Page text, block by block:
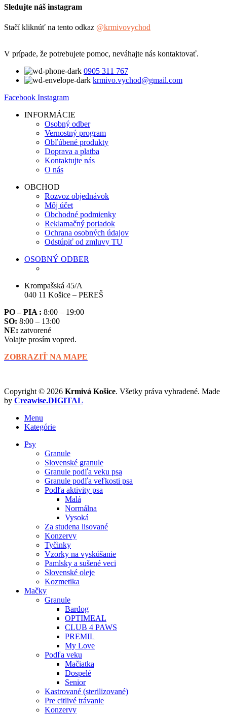
Sledujte náš instagram
Stačí kliknúť na tento odkaz @krmivovychod
V prípade, že potrebujete pomoc, neváhajte nás kontaktovať.
0905 311 767
krmivo.vychod@gmail.com
Facebook Instagram
INFORMÁCIE
Osobný odber
Vernostný program
Obľúbené produkty
Doprava a platba
Kontaktujte nás
O nás
OBCHOD
Rozvoz objednávok
Môj účet
Obchodné podmienky
Reklamačný poriadok
Ochrana osobných údajov
Odstúpiť od zmluvy TU
OSOBNÝ ODBER
Krompašská 45/A
040 11 Košice – PEREŠ
PO – PIA : 8:00 – 19:00
SO: 8:00 – 13:00
NE: zatvorené
Volajte prosím vopred.
ZOBRAZIŤ NA MAPE
Copyright © 2026 Krmivá Košice. Všetky práva vyhradené. Made
by Creawise.DIGITAL
Menu
Kategórie
Psy
Granule
Slovenské granule
Granule podľa veku psa
Granule podľa veľkosti psa
Podľa aktivity psa
Malá
Normálna
Vysoká
Za studena lisované
Konzervy
Tyčinky
Vzorky na vyskúšanie
Pamlsky a sušené veci
Slovenské oleje
Kozmetika
Mačky
Granule
Bardog
OPTIMEAL
CLUB 4 PAWS
PREMIL
My Love
Podľa veku
Mačiatka
Dospelé
Senior
Kastrované (sterilizované)
Pre citlivé trávanie
Konzervy